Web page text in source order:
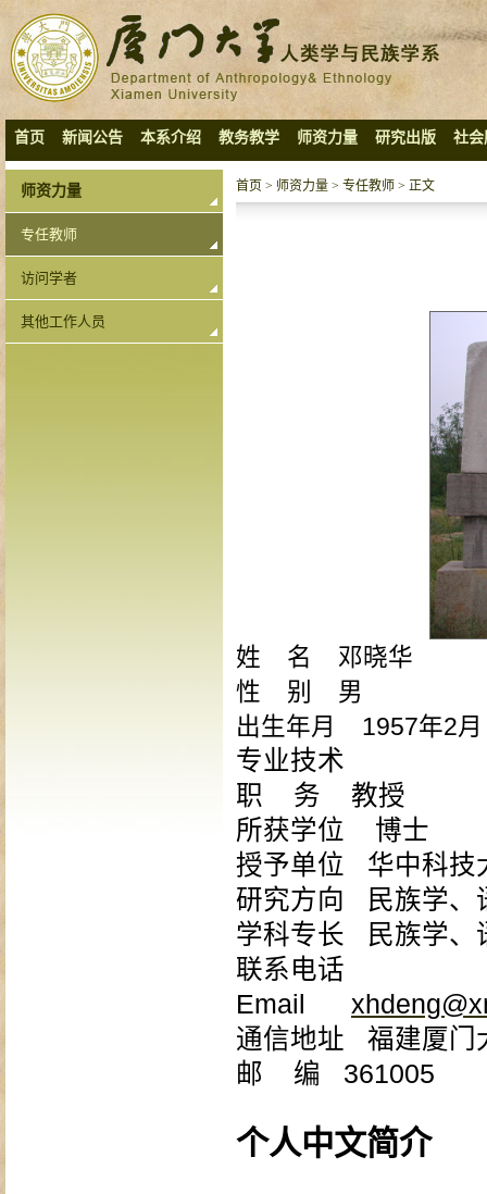
首页 新闻公告 本系介绍 教务教学 师资力量 研究出版 社会
师资力量
专任教师
访问学者
其他工作人员
首页 > 师资力量 > 专任教师 > 正文
姓 名 邓晓华
性 别 男
出生年月 1957年2月
专业技术
职 务 教授
所获学位 博士
授予单位 华中科
研究方向 民族学、
学科专长 民族学、
联系电话
Email
通信地址 福建厦门
邮 编 361005
个人中文简介